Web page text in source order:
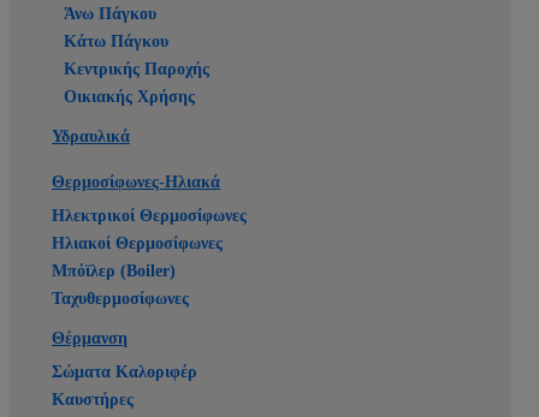
Άνω Πάγκου
Κάτω Πάγκου
Κεντρικής Παροχής
Οικιακής Χρήσης
Υδραυλικά
Θερμοσίφωνες-Ηλιακά
Ηλεκτρικοί Θερμοσίφωνες
Ηλιακοί Θερμοσίφωνες
Μπόϊλερ (Boiler)
Ταχυθερμοσίφωνες
Θέρμανση
Σώματα Καλοριφέρ
Καυστήρες